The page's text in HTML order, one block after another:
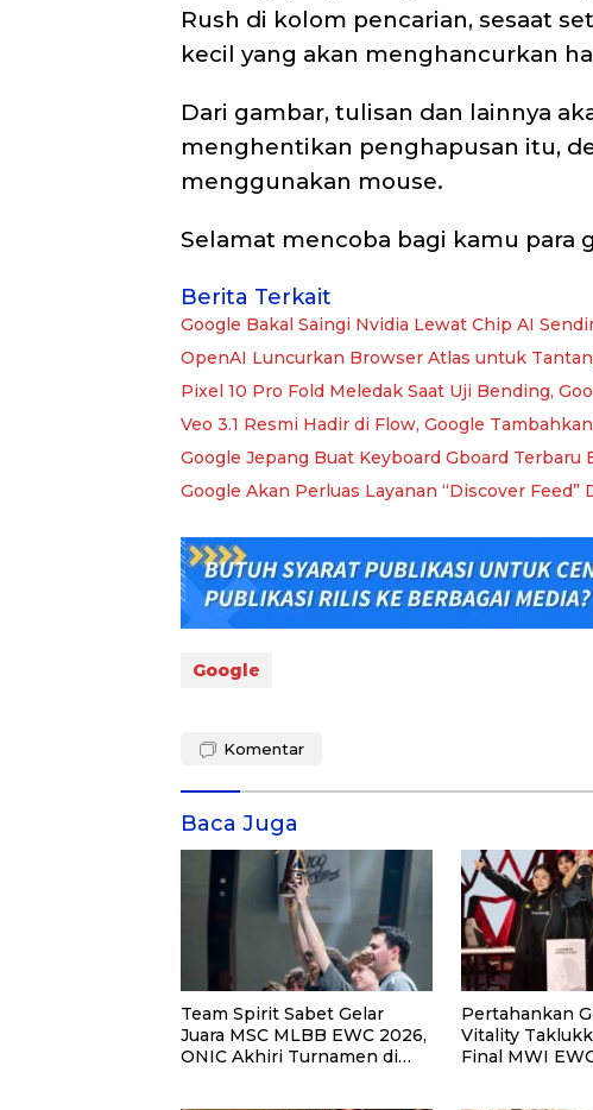
Rush di kolom pencarian, sesaat
kecil yang akan menghancurkan
Dari gambar, tulisan dan lainnya
menghentikan penghapusan itu,
menggunakan mouse.
Selamat mencoba bagi kamu para
Berita Terkait
Google Bakal Saingi Nvidia Lewat Chip AI
OpenAI Luncurkan Browser Atlas untuk
Pixel 10 Pro Fold Meledak Saat Uji Bending,
Veo 3.1 Resmi Hadir di Flow, Google
Google Jepang Buat Keyboard Gboard
Google Akan Perluas Layanan “Discover
Google
Komentar
Baca Juga
Team Spirit Sabet Gelar
Juara MSC MLBB EWC 2026,
ONIC Akhiri Turnamen di
Pertahankan
Vitality
Final MWI